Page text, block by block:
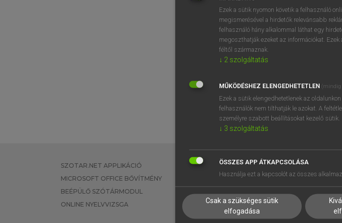
BELÉPÉS
SZOTAR.NET APPLIKÁCIÓ
MICROSOFT OFFICE BŐVÍTMÉNY
BEÉPÜLŐ SZÓTÁRMODUL
ONLINE NYELVVIZSGA
EGYÉNI FELHASZNÁLÓKNAK
TANULÓKNAK
VÁLLALATI MEGOLDÁSOK
SÚGÓ
RÓLUNK
SÜTI
Ezek a sütik nyomon követik a felhasználó
megismerésével a hirdetők relevánsabb
felhasználó hány alkalommal láthat egy
megoszthatják ezeket az információkat.
féltől származnak.
↓ 2 szolgáltatás
MŰKÖDÉSHEZ ELENGEDHETETLEN (mindig
Ezek a sütik elengedhetetlenek az
felhasználók nem tilthatják le azokat. A
személyre szabott beállításokat kezelő sütik.
↓ 3 szolgáltatás
ÖSSZES APP ÁTKAPCSOLÁSA
Használja ezt a kapcsolót az összes
Csak a szükséges sütik
elfogadása